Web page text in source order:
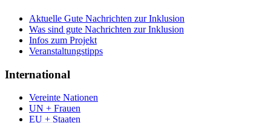
Aktuelle Gute Nachrichten zur Inklusion
Was sind gute Nachrichten zur Inklusion
Infos zum Projekt
Veranstaltungstipps
International
Vereinte Nationen
UN + Frauen
EU + Staaten